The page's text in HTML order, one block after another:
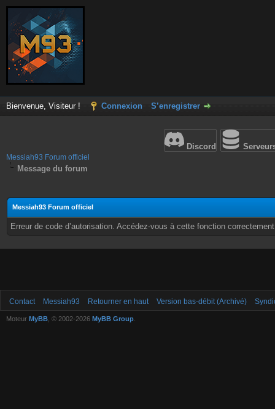
Bienvenue, Visiteur ! Connexion S’enregistrer
Discord
Messiah93 Forum officiel
Message du forum
Messiah93 Forum officiel
Erreur de code d’autorisation. Accédez-vous à cette fonction
Contact Messiah93 Retourner en haut Version bas-débit (Archivé)
Moteur MyBB , © 2002-2026 MyBB Group